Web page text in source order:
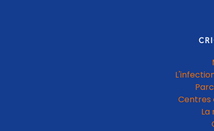
Centres
La